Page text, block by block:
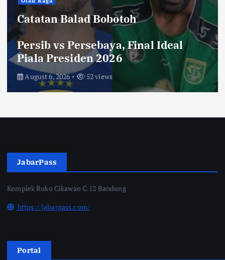
Hiburan
Toko Perlengkapan Mayat, Bisa
Laku dengan Syarat ini, Ngeri …!
Saksikan di Bioskop
August 3, 2026 70 views
JabarPass
Komplek Ruko Cikawao C.12 Bandung
https://jabarpass.com/
Portal